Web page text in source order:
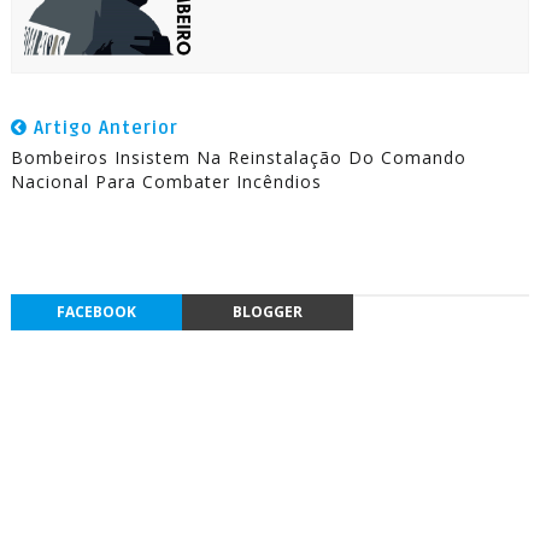
Artigo Anterior
Bombeiros Insistem Na Reinstalação Do Comando
Nacional Para Combater Incêndios
FACEBOOK BLOGGER